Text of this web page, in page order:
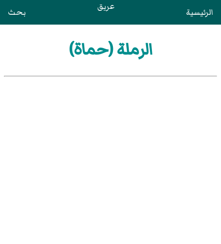
الرئيسية عريق بحث
الرملة (حماة)